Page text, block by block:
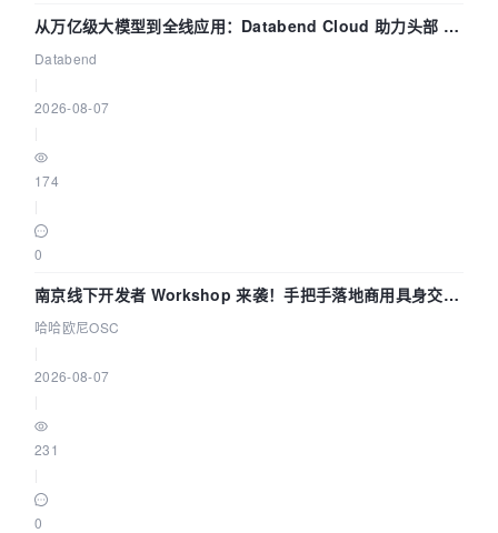
从万亿级大模型到全线应用：Databend Cloud 助力头部 AI
企业构建全链路 Trace 数据管道
Databend
2026-08-07
174
0
南京线下开发者 Workshop 来袭！手把手落地商用具身交互
智能 Agent 应用
哈哈欧尼OSC
2026-08-07
231
0